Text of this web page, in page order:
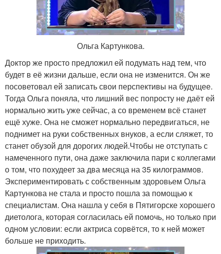
Ольга Картункова.
Доктор же просто предложил ей подумать над тем, что
будет в её жизни дальше, если она не изменится. Он же
посоветовал ей записать свои перспективы на будущее.
Тогда Ольга поняла, что лишний вес попросту не даёт ей
нормально жить уже сейчас, а со временем всё станет
ещё хуже. Она не сможет нормально передвигаться, не
поднимет на руки собственных внуков, а если сляжет, то
станет обузой для дорогих людей.Чтобы не отступать с
намеченного пути, она даже заключила пари с коллегами
о том, что похудеет за два месяца на 35 килограммов.
Экспериментировать с собственным здоровьем Ольга
Картункова не стала и просто пошла за помощью к
специалистам. Она нашла у себя в Пятигорске хорошего
диетолога, которая согласилась ей помочь, но только при
одном условии: если актриса сорвётся, то к ней может
больше не приходить.